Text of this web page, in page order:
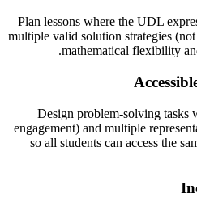
Plan lessons where the UDL
multiple valid solution strategies
mathematical flexibility
Design problem-solving
engagement) and multiple
so all students can access the